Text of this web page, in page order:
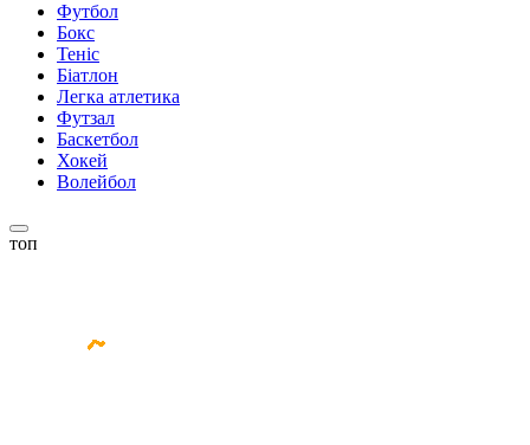
Футбол
Бокс
Теніс
Біатлон
Легка атлетика
Футзал
Баскетбол
Хокей
Волейбол
топ